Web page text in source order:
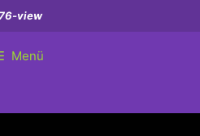
view
Menü